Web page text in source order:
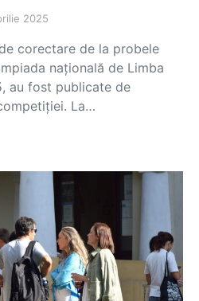
2025
corectare de la probele
națională de Limba
au fost publicate de
La…